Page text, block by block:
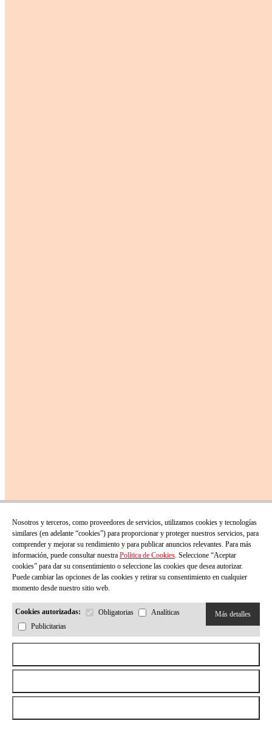
Nosotros y terceros, como proveedores de servicios, utilizamos cookies y tecnologías
similares (en adelante “cookies”) para proporcionar y proteger nuestros servicios, para
comprender y mejorar su rendimiento y para publicar anuncios relevantes. Para más
información, puede consultar nuestra Política de Cookies. Seleccione “Aceptar
cookies” para dar su consentimiento o seleccione las cookies que desea autorizar.
Puede cambiar las opciones de las cookies y retirar su consentimiento en cualquier
momento desde nuestro sitio web.
Cookies autorizadas: Obligatorias
Analíticas
Publicitarias
Más detalles